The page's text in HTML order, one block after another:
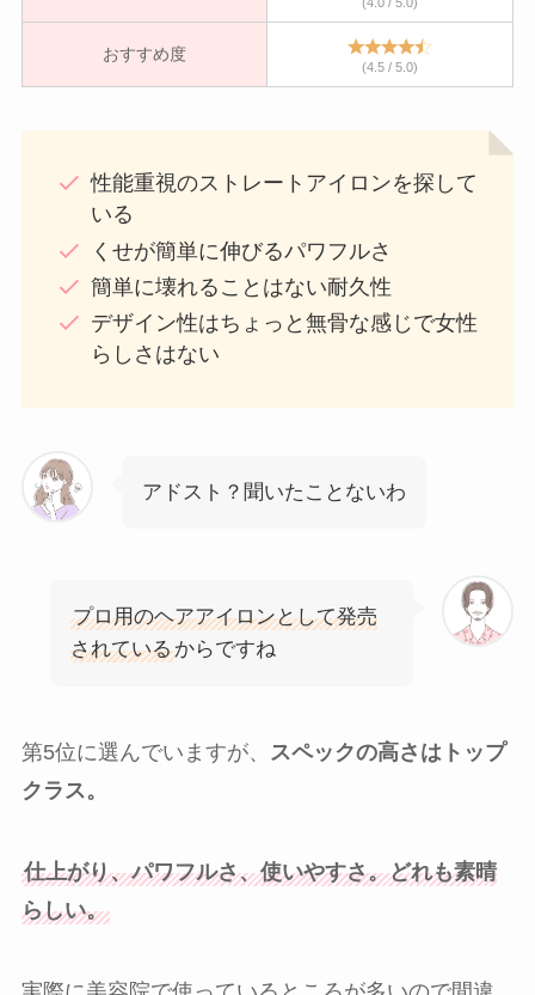
おすすめ度
(4.5 / 5.0)
性能重視のストレートアイロンを探して
いる
くせが簡単に伸びるパワフルさ
簡単に壊れることはない耐久性
デザイン性はちょっと無骨な感じで女性
らしさはない
アドスト？聞いたことないわ
プロ用のヘアアイロンとして発売
されているからですね
第5位に選んでいますが、 スペックの高さはトップ
クラス。
仕上がり、パワフルさ、使いやすさ。どれも素晴
らしい。